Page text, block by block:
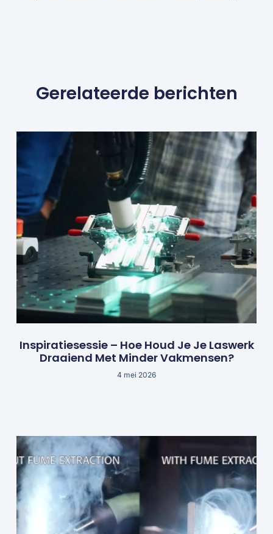
Gerelateerde berichten
Inspiratiesessie – Hoe Houd Je Je Laswerk
Draaiend Met Minder Vakmensen?
4 mei 2026